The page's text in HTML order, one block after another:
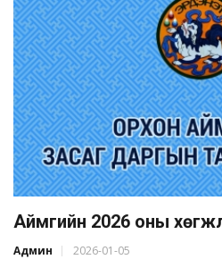
Аймгийн 2026 оны
Админ 2026-01-05